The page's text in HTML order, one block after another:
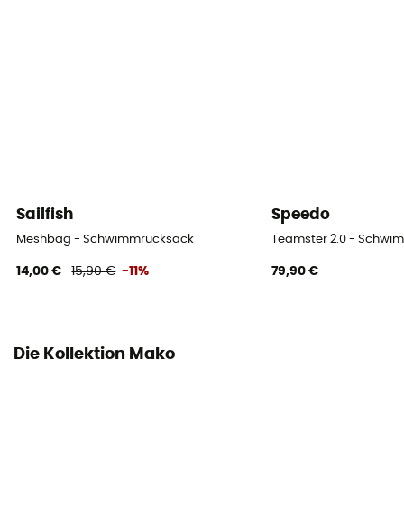
Sailfish
Meshbag - Schwimmrucksack
14,00 € 15,90 € -11%
Speedo
Teamster 2.0 -
79,90 €
Die Kollektion Mako